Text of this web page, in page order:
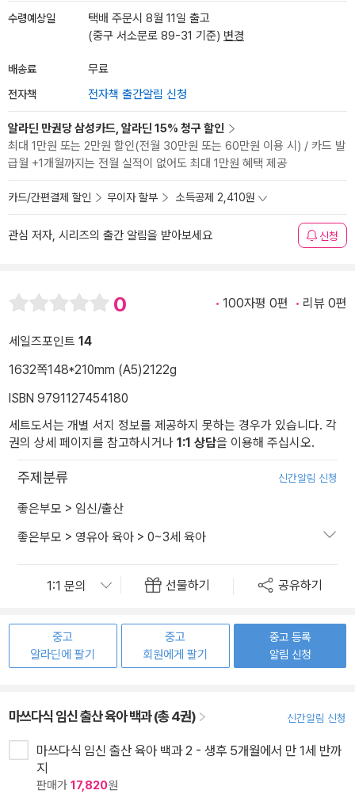
수령예상일
택배 주문시 8월 11일 출고
(중구 서소문로 89-31 기준) 변경
배송료 무료
전자책 전자책 출간알림 신청
알라딘 만권당 삼성카드, 알라딘 15% 청구 할인
최대 1만원 또는 2만원 할인(전월 30만원 또는 60만원 이용 시) / 카드 발
급월 +1개월까지는 전월 실적이 없어도 최대 1만원 혜택 제공
카드/간편결제 할인 무이자 할부 소득공제 2,410원
관심 저자, 시리즈의 출간 알림을 받아보세요 신청
0 100자평 0편 리뷰 0편
세일즈포인트 14
1632쪽148*210mm (A5)2122g
ISBN 9791127454180
세트도서는 개별 서지 정보를 제공하지 못하는 경우가 있습니다. 각
권의 상세 페이지를 참고하시거나 1:1 상담을 이용해 주십시오.
주제분류 신간알림 신청
좋은부모 > 임신/출산
좋은부모 > 영유아 육아 > 0~3세 육아
선물하기 공유하기
중고
알라딘에 팔기
중고
회원에게 팔기
중고 등록
알림 신청
마쓰다식 임신 출산 육아 백과 (총 4권) 신간알림 신청
마쓰다식 임신 출산 육아 백과 2 - 생후 5개월에서 만 1세 반까
지
판매가 17,820원